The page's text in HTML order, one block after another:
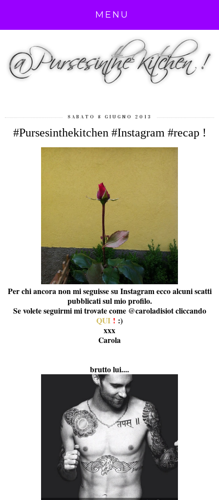
MENU
SABATO 8 GIUGNO 2013
#Pursesinthekitchen #Instagram #recap !
Per chi ancora non mi seguisse su Instagram ecco alcuni scatti
pubblicati sul mio profilo.
Se volete seguirmi mi trovate come @caroladisiot cliccando
QUI ! :)
xxx
Carola
brutto lui....